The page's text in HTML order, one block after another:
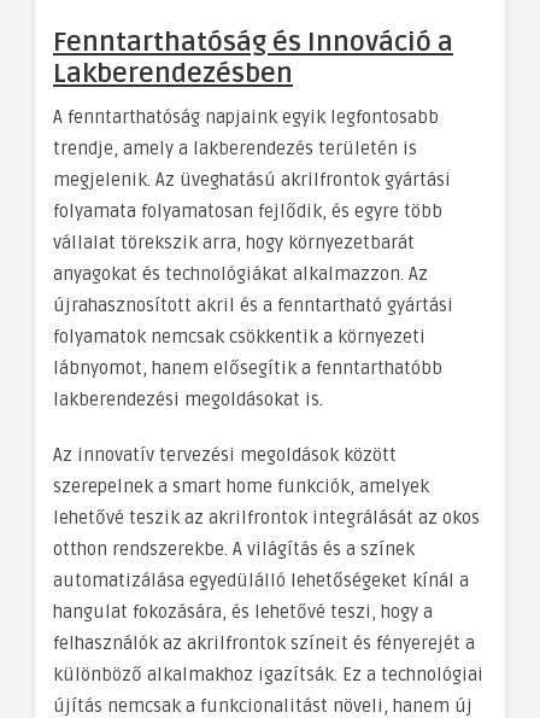
Fenntarthatóság és Innováció a
Lakberendezésben
A fenntarthatóság napjaink egyik legfontosabb
trendje, amely a lakberendezés területén is
megjelenik. Az üveghatású akrilfrontok gyártási
folyamata folyamatosan fejlődik, és egyre több
vállalat törekszik arra, hogy környezetbarát
anyagokat és technológiákat alkalmazzon. Az
újrahasznosított akril és a fenntartható gyártási
folyamatok nemcsak csökkentik a környezeti
lábnyomot, hanem elősegítik a fenntarthatóbb
lakberendezési megoldásokat is.
Az innovatív tervezési megoldások között
szerepelnek a smart home funkciók, amelyek
lehetővé teszik az akrilfrontok integrálását az okos
otthon rendszerekbe. A világítás és a színek
automatizálása egyedülálló lehetőségeket kínál a
hangulat fokozására, és lehetővé teszi, hogy a
felhasználók az akrilfrontok színeit és fényerejét a
különböző alkalmakhoz igazítsák. Ez a technológiai
újítás nemcsak a funkcionalitást növeli, hanem új